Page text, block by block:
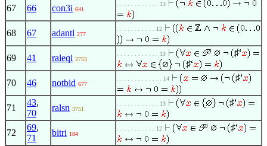
67 66 con3i 641
. . . . . . . . . . . . 13
68 67 adantl 277
. . . . . . . . . . . 12
69 41 raleqi 2753
. . . . . . . . . . . . 13
♯
♯
70
46 notbid 677
. . . . . . . . . . . . . 14 ♯
71
43,
70
ralsn 3751
. . . . . . . . . . . . 13 ♯
72
69,
71
bitri 184
. . . . . . . . . . . 12 ♯